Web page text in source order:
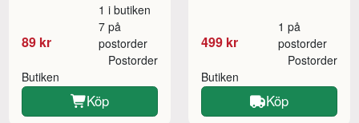
89 kr
1 i butiken
7 på
postorder
Butiken
Postorder
Köp
499 kr
1 på
postorder
Butiken
Postorder
Köp